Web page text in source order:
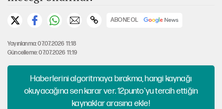
ABONE OL
Yayınlanma: 07.07.2026 11:18
Güncelleme: 07.07.2026 11:19
Haberlerini algoritmaya bırakma, hangi kaynağı
okuyacağına sen karar ver. 12punto'yu tercih ettiğin
kaynaklar arasına ekle!